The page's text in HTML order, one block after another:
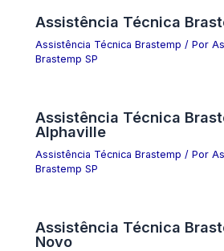
Assistência Técnica
Assistência Técnica Brastemp / Por
Brastemp SP
Assistência Técnica
Alphaville
Assistência Técnica Brastemp / Por
Brastemp SP
Assistência Técnica
Novo